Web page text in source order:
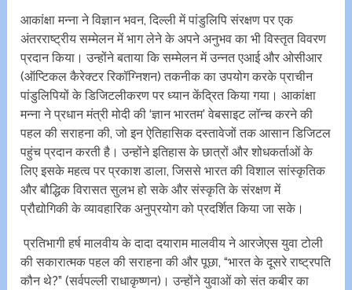
आकांक्षा मन्ना ने विज्ञान भवन, दिल्ली में पांडुलिपि संरक्षण पर एक
अंतरराष्ट्रीय सम्मेलन में भाग लेने के अपने अनुभव का भी विस्तृत विवरण
प्रदान किया। उन्होंने बताया कि सम्मेलन में उन्नत एआई और ओसीआर
(ऑप्टिकल कैरेक्टर रिकॉग्निशन) तकनीक का उपयोग करके प्राचीन
पांडुलिपियों के डिजिटलीकरण पर ध्यान केंद्रित किया गया। आकांक्षा
मन्ना ने प्रधान मंत्री मोदी की ‘ज्ञान भारतम’ वेबसाइट लॉन्च करने की
पहल की सराहना की, जो इन ऐतिहासिक दस्तावेजों तक आसान डिजिटल
पहुंच प्रदान करती है। उन्होंने इतिहास के छात्रों और शोधकर्ताओं के
लिए इसके महत्व पर प्रकाश डाला, जिससे भारत की विशाल सांस्कृतिक
और बौद्धिक विरासत सुलभ हो सके और संस्कृति के संरक्षण में
प्रौद्योगिकी के व्यावहारिक अनुप्रयोग को प्रदर्शित किया जा सके।
प्रतिभागी हर्ष मालवीय के दादा दयाराम मालवीय ने आरजेएस युवा टोली
की सकारात्मक पहल की सराहना की और पूछा, “भारत के दूसरे राष्ट्रपति
कौन थे?” (सर्वपल्ली राधाकृष्णन)। उन्होंने युवाओं को संत कबीर का